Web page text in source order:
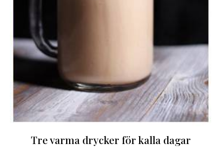
Tre varma drycker för kalla dagar